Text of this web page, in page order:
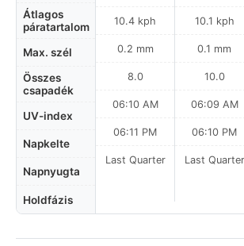
Átlagos
páratartalom
Max. szél
Összes
csapadék
UV-index
Napkelte
Napnyugta
Holdfázis
10.4 kph
0.2 mm
8.0
06:10 AM
06:11 PM
Last Quarter
10.1 kph
0.1 mm
10.0
06:09 AM
06:10 PM
Last Quarter